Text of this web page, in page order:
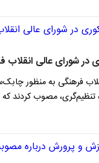
در شورای عالی انقلاب
فرهنگی به منظور
تنظیم‌گری، مصوب کردند